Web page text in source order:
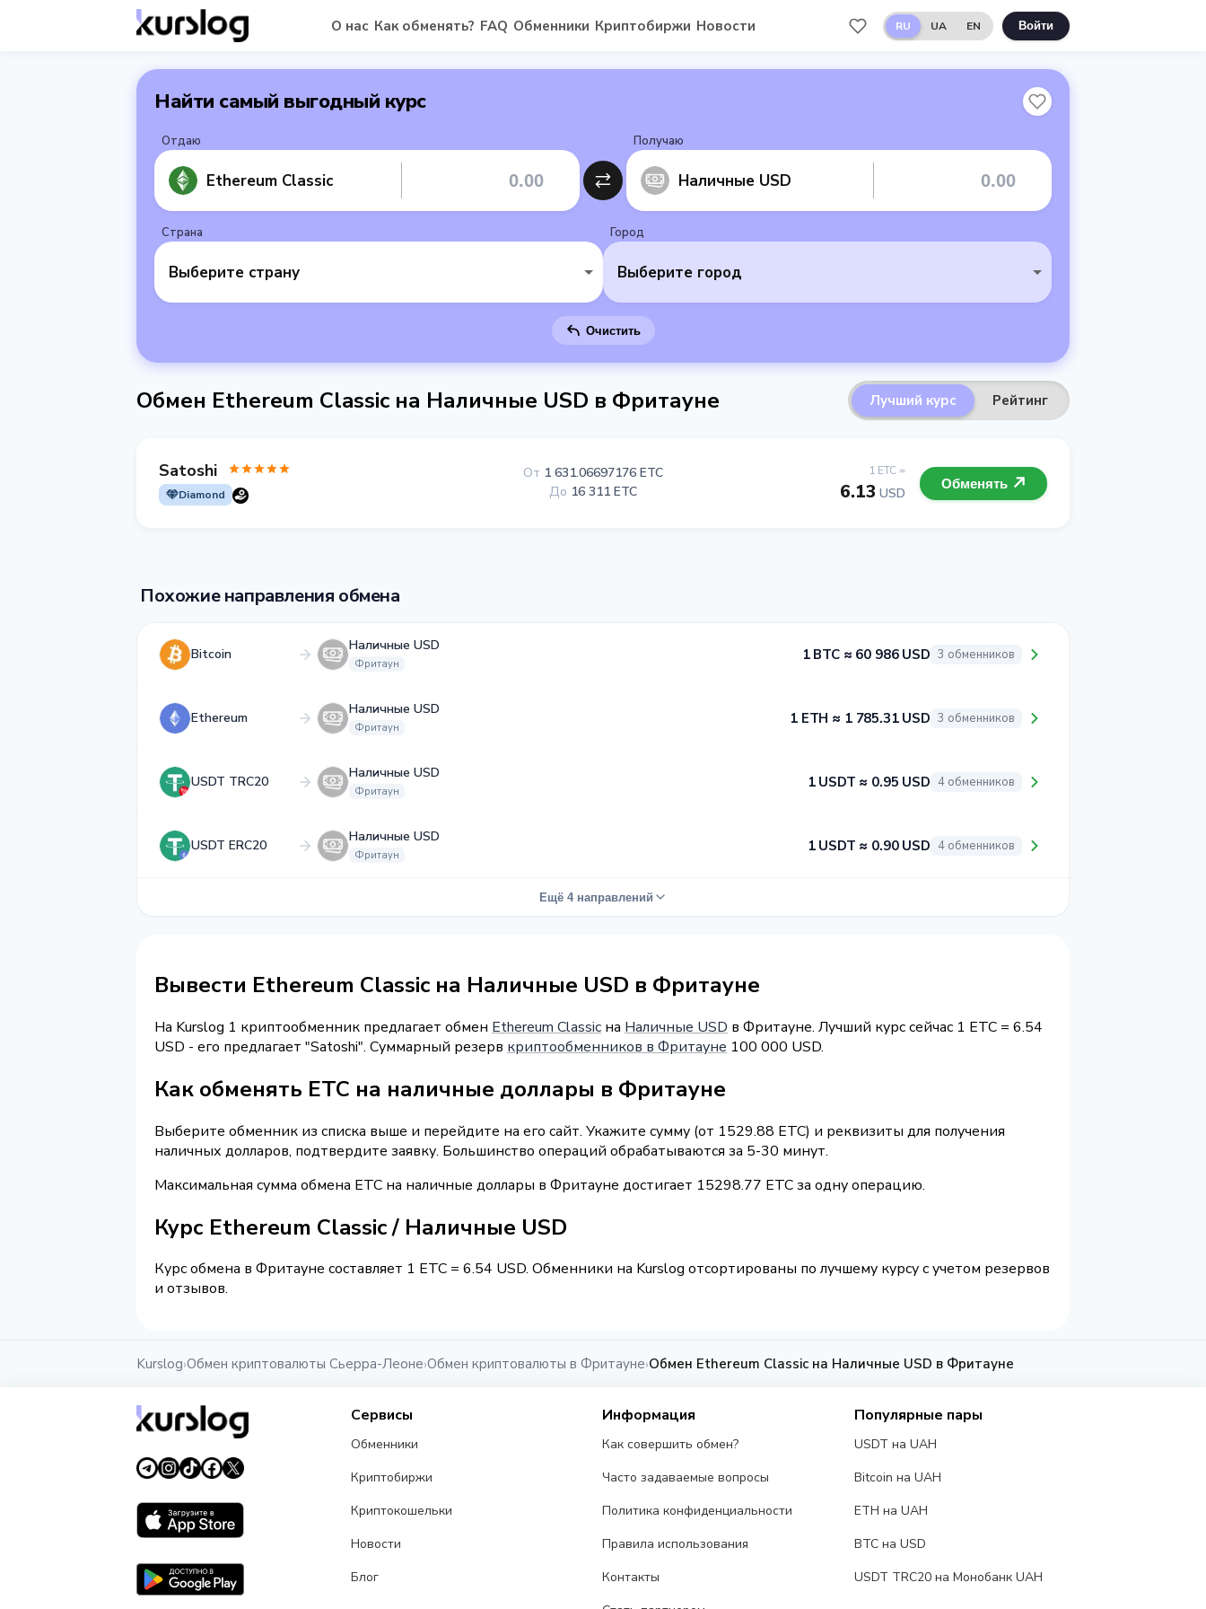
О нас Как обменять? FAQ Обменники Криптобиржи Новости RU UA EN Войти
Найти самый выгодный курс
Отдаю
Ethereum Classic
Получаю
Наличные USD
Страна
Выберите страну
Город
Выберите город
Очистить
Обмен Ethereum Classic на Наличные USD в Фритауне Лучший курс Рейтинг
Satoshi
Diamond
1 ETC =
6.13 USD
От 1 631.06697176 ETC
До 16 311 ETC Обменять
Похожие направления обмена
Bitcoin
Наличные USD
Фритаун
1 BTC ≈ 60 986 USD 3 обменников
Ethereum
Наличные USD
Фритаун
1 ETH ≈ 1 785.31 USD 3 обменников
USDT TRC20
Наличные USD
Фритаун
1 USDT ≈ 0.95 USD 4 обменников
USDT ERC20
Наличные USD
Фритаун
1 USDT ≈ 0.90 USD 4 обменников
Ещё 4 направлений
Вывести Ethereum Classic на Наличные USD в Фритауне
На Kurslog 1 криптообменник предлагает обмен Ethereum Classic на Наличные USD в Фритауне. Лучший курс сейчас 1 ETC = 6.54
USD - его предлагает "Satoshi". Суммарный резерв криптообменников в Фритауне 100 000 USD.
Как обменять ETC на наличные доллары в Фритауне
Выберите обменник из списка выше и перейдите на его сайт. Укажите сумму (от 1529.88 ETC) и реквизиты для получения
наличных долларов, подтвердите заявку. Большинство операций обрабатываются за 5-30 минут.
Максимальная сумма обмена ETC на наличные доллары в Фритауне достигает 15298.77 ETC за одну операцию.
Курс Ethereum Classic / Наличные USD
Курс обмена в Фритауне составляет 1 ETC = 6.54 USD. Обменники на Kurslog отсортированы по лучшему курсу с учетом резервов
и отзывов.
Kurslog›Обмен криптовалюты Сьерра-Леоне›Обмен криптовалюты в Фритауне›Обмен Ethereum Classic на Наличные USD в Фритауне
Сервисы
Обменники
Криптобиржи
Криптокошельки
Новости
Блог
Информация
Как совершить обмен?
Часто задаваемые вопросы
Политика конфиденциальности
Правила использования
Контакты
Популярные пары
USDT на UAH
Bitcoin на UAH
ETH на UAH
BTC на USD
USDT TRC20 на Монобанк UAH